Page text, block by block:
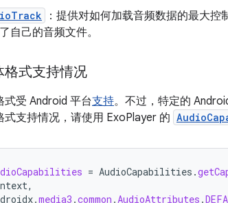
：提供对如何加载音频数据的最大
自己的音频文件。
格式支持情况
式受 Android 平台支持。不过，特定的
式支持情况，请使用 ExoPlayer 的
= AudioCapabilities .
,
.media3 .common .AudioAttributes .